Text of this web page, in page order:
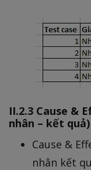
II.2.3 Cause &
nhân – kết quả)
Cause &
nhân kết